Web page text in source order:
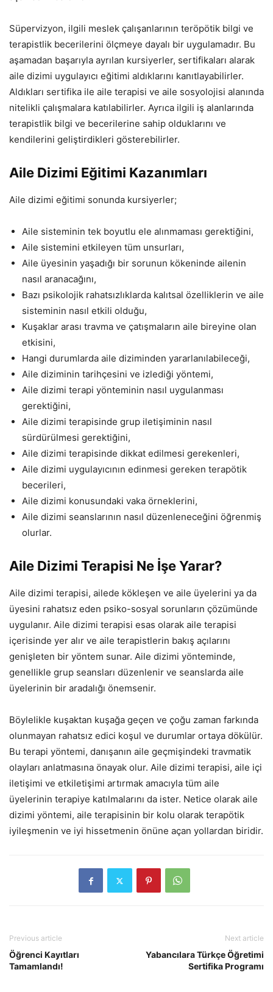
Süpervizyon, ilgili meslek çalışanlarının teröpötik bilgi ve
terapistlik becerilerini ölçmeye dayalı bir uygulamadır. Bu
aşamadan başarıyla ayrılan kursiyerler, sertifikaları alarak
aile dizimi uygulayıcı eğitimi aldıklarını kanıtlayabilirler.
Aldıkları sertifika ile aile terapisi ve aile sosyolojisi alanında
nitelikli çalışmalara katılabilirler. Ayrıca ilgili iş alanlarında
terapistlik bilgi ve becerilerine sahip olduklarını ve
kendilerini geliştirdikleri gösterebilirler.
Aile Dizimi Eğitimi Kazanımları
Aile dizimi eğitimi sonunda kursiyerler;
Aile sisteminin tek boyutlu ele alınmaması gerektiğini,
Aile sistemini etkileyen tüm unsurları,
Aile üyesinin yaşadığı bir sorunun kökeninde ailenin
nasıl aranacağını,
Bazı psikolojik rahatsızlıklarda kalıtsal özelliklerin ve aile
sisteminin nasıl etkili olduğu,
Kuşaklar arası travma ve çatışmaların aile bireyine olan
etkisini,
Hangi durumlarda aile diziminden yararlanılabileceği,
Aile diziminin tarihçesini ve izlediği yöntemi,
Aile dizimi terapi yönteminin nasıl uygulanması
gerektiğini,
Aile dizimi terapisinde grup iletişiminin nasıl
sürdürülmesi gerektiğini,
Aile dizimi terapisinde dikkat edilmesi gerekenleri,
Aile dizimi uygulayıcının edinmesi gereken terapötik
becerileri,
Aile dizimi konusundaki vaka örneklerini,
Aile dizimi seanslarının nasıl düzenleneceğini öğrenmiş
olurlar.
Aile Dizimi Terapisi Ne İşe Yarar?
Aile dizimi terapisi, ailede kökleşen ve aile üyelerini ya da
üyesini rahatsız eden psiko-sosyal sorunların çözümünde
uygulanır. Aile dizimi terapisi esas olarak aile terapisi
içerisinde yer alır ve aile terapistlerin bakış açılarını
genişleten bir yöntem sunar. Aile dizimi yönteminde,
genellikle grup seansları düzenlenir ve seanslarda aile
üyelerinin bir aradalığı önemsenir.
Böylelikle kuşaktan kuşağa geçen ve çoğu zaman farkında
olunmayan rahatsız edici koşul ve durumlar ortaya dökülür.
Bu terapi yöntemi, danışanın aile geçmişindeki travmatik
olayları anlatmasına önayak olur. Aile dizimi terapisi, aile içi
iletişimi ve etkiletişimi artırmak amacıyla tüm aile
üyelerinin terapiye katılmalarını da ister. Netice olarak aile
dizimi yöntemi, aile terapisinin bir kolu olarak terapötik
iyileşmenin ve iyi hissetmenin önüne açan yollardan biridir.
Previous article
Öğrenci Kayıtları
Tamamlandı!
Next article
Yabancılara Türkçe Öğretimi
Sertifika Programı